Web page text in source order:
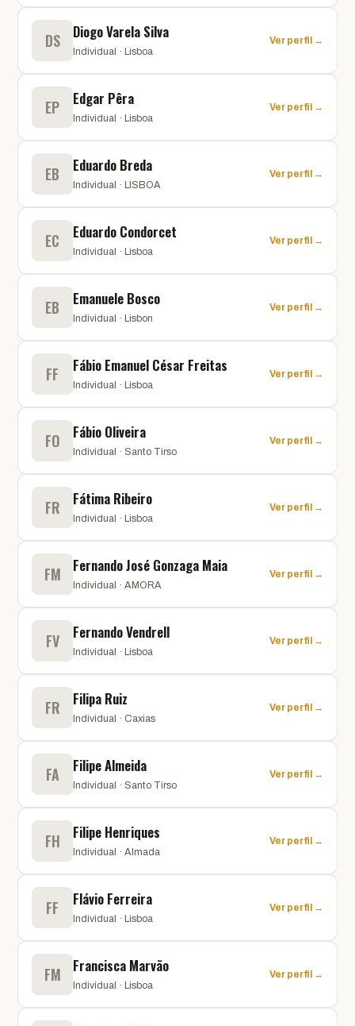
DS Diogo Varela Silva
Individual · Lisboa
Ver perfil →
EP Edgar Pêra
Individual · Lisboa
Ver perfil →
EB Eduardo Breda
Individual · LISBOA
Ver perfil →
EC Eduardo Condorcet
Individual · Lisboa
Ver perfil →
EB Emanuele Bosco
Individual · Lisbon
Ver perfil →
FF Fábio Emanuel César Freitas
Individual · Lisboa
Ver perfil →
FO Fábio Oliveira
Individual · Santo Tirso
Ver perfil →
FR Fátima Ribeiro
Individual · Lisboa
Ver perfil →
FM Fernando José Gonzaga Maia
Individual · AMORA
Ver perfil →
FV Fernando Vendrell
Individual · Lisboa
Ver perfil →
FR Filipa Ruiz
Individual · Caxias
Ver perfil →
FA Filipe Almeida
Individual · Santo Tirso
Ver perfil →
FH Filipe Henriques
Individual · Almada
Ver perfil →
FF Flávio Ferreira
Individual · Lisboa
Ver perfil →
FM Francisca Marvão
Individual · Lisboa
Ver perfil →